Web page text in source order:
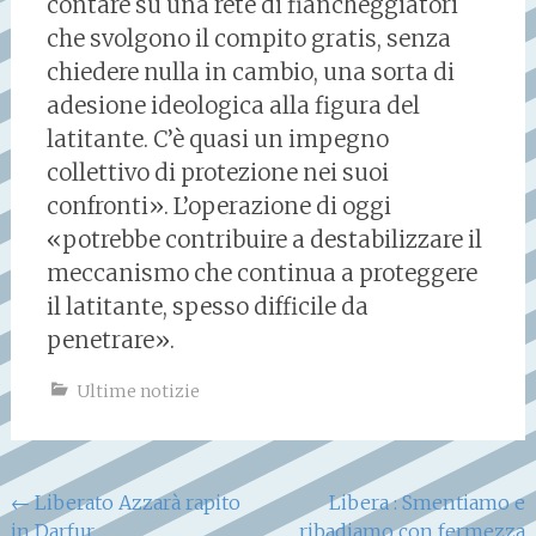
che svolgono il compito gratis, senza
chiedere nulla in cambio, una sorta di
adesione ideologica alla figura del
latitante. C’è quasi un impegno
collettivo di protezione nei suoi
confronti». L’operazione di oggi
«potrebbe contribuire a destabilizzare il
meccanismo che continua a proteggere
il latitante, spesso difficile da
penetrare».
Ultime notizie
Navigazione
←Liberato Azzarà rapito
in Darfur
Libera : Smentiamo e
ribadiamo con fermezza